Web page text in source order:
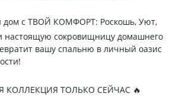
дом с ТВОЙ КОМФОРТ: Роскошь, Уют,
настоящую сокровищницу домашнего
вашу спальню в личный оазис
КОЛЛЕКЦИЯ ТОЛЬКО СЕЙЧАС 🔥